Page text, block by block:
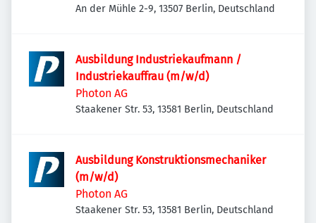
An der Mühle 2-9, 13507 Berlin, Deutschland
Ausbildung Industriekaufmann /
Industriekauffrau (m/w/d)
Photon AG
Staakener Str. 53, 13581 Berlin, Deutschland
Ausbildung Konstruktionsmechaniker
(m/w/d)
Photon AG
Staakener Str. 53, 13581 Berlin, Deutschland